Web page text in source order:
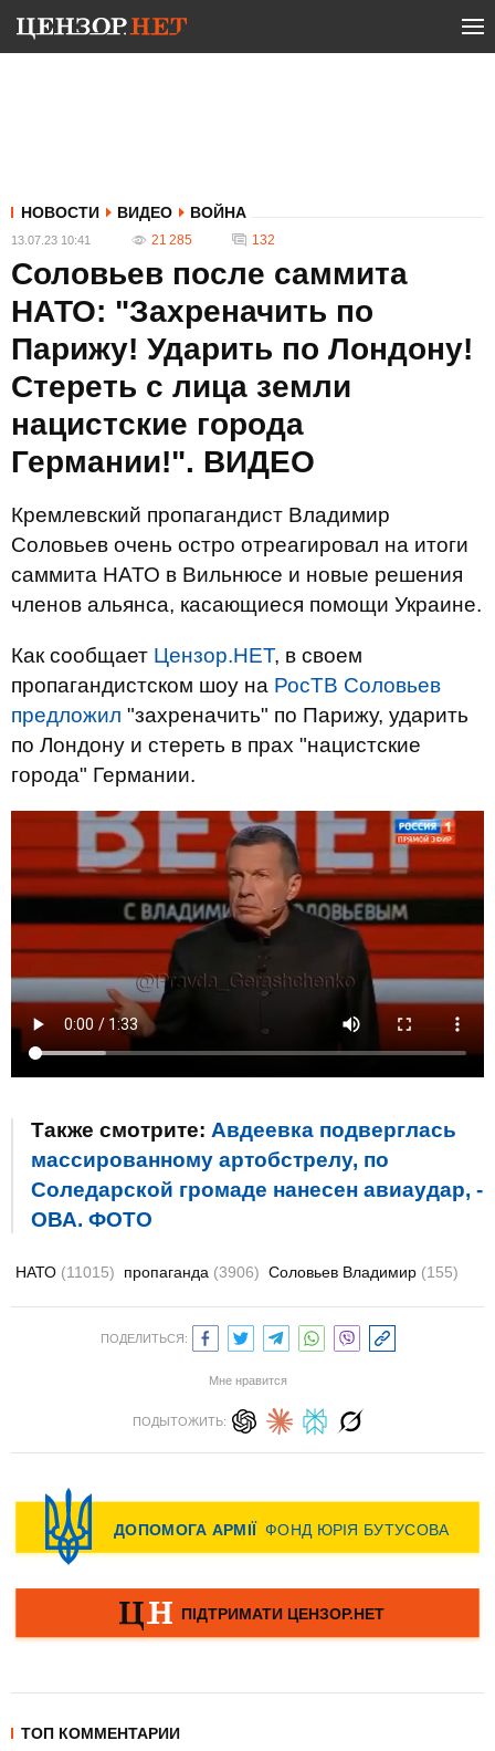
НОВОСТИ ВИДЕО ВОЙНА
13.07.23 10:41 21 285 132
Соловьев после саммита
НАТО: "Захреначить по
Парижу! Ударить по Лондону!
Стереть с лица земли
нацистские города
Германии!". ВИДЕО
Кремлевский пропагандист Владимир
Соловьев очень остро отреагировал на итоги
саммита НАТО в Вильнюсе и новые решения
членов альянса, касающиеся помощи Украине.
Как сообщает Цензор.НЕТ, в своем
пропагандистском шоу на РосТВ Соловьев
предложил "захреначить" по Парижу, ударить
по Лондону и стереть в прах "нацистские
города" Германии.
Также смотрите: Авдеевка подверглась
массированному артобстрелу, по
Соледарской громаде нанесен авиаудар, -
ОВА. ФОТО
НАТО (11015) пропаганда (3906) Соловьев Владимир (155)
ПОДЕЛИТЬСЯ:
Мне нравится
ПОДЫТОЖИТЬ:
ТОП КОММЕНТАРИИ